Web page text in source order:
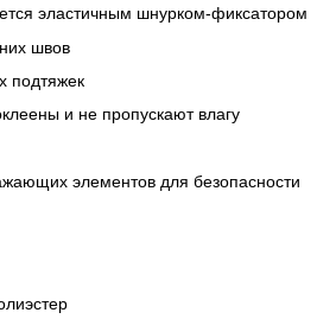
эластичным шнурком-фиксатором
швов
подтяжек
и не пропускают влагу
элементов для безопасности